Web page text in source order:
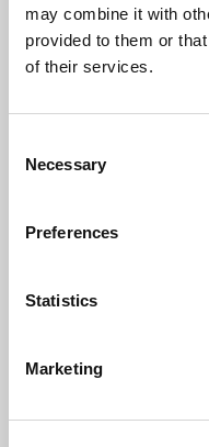
may combine it with
provided to them or
of their services.
Selection
Necessary
Preferences
Statistics
Marketing
HETI Puhdas
Konetiskigeeli All-In-